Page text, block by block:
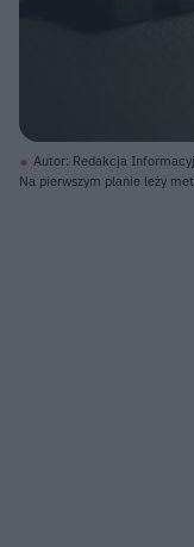
Autor: Redakcja
Na pierwszym planie leży
ciemnoszarej, matowej